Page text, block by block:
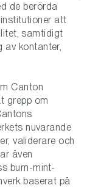
de berörda
att
samtidigt
av kontanter,
Canton
grepp om
nuvarande
validerare och
även
burn-mint-
baserat på